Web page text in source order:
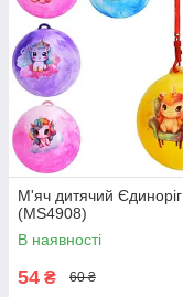
М'яч дитячий Єдиноріг
(MS4908)
В наявності
54 ₴ 60 ₴